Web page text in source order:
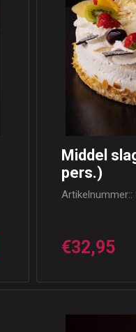
Middel
pers.)
Artikelnummer::
€32,95